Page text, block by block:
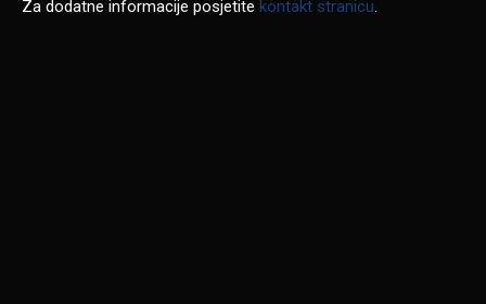
Za dodatne informacije posjetite kontakt stranicu.